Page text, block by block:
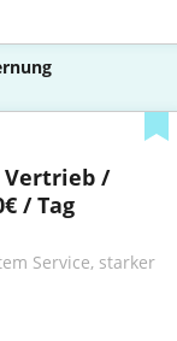
LG Verkäufer (m/w/d) Vertrieb /
/ Tag
Service, starker